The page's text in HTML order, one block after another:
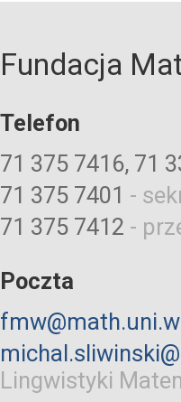
Fundacja
Telefon
71 375 7416, 71
71 375 7401 -
71 375 7412 -
Poczta
Lingwistyki